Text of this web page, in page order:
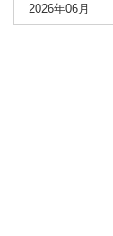
2026年06月